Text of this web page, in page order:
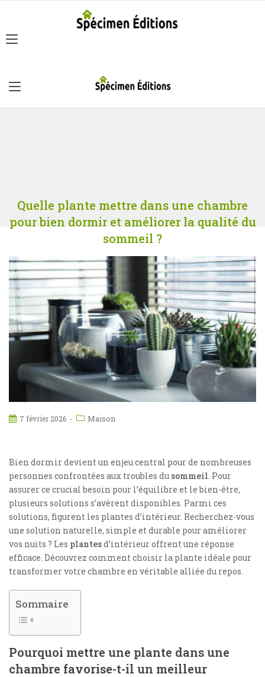
Quelle plante mettre dans une chambre
pour bien dormir et améliorer la qualité du
sommeil ?
7 février 2026 Maison
Bien dormir devient un enjeu central pour de nombreuses
personnes confrontées aux troubles du sommeil. Pour
assurer ce crucial besoin pour l’équilibre et le bien-être,
plusieurs solutions s’avèrent disponibles. Parmi ces
solutions, figurent les plantes d’intérieur. Recherchez-vous
une solution naturelle, simple et durable pour améliorer
vos nuits ? Les plantesd’intérieur offrent une réponse
efficace. Découvrez comment choisir la plante idéale pour
transformer votre chambre en véritable alliée du repos.
Sommaire
Pourquoi mettre une plante dans une
chambre favorise-t-il un meilleur